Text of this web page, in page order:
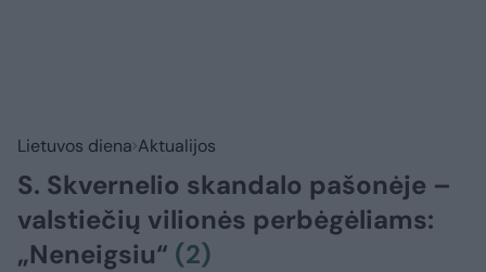
Lietuvos diena Aktualijos
S. Skvernelio skandalo pašonėje –
valstiečių vilionės perbėgėliams:
„Neneigsiu“ (2)